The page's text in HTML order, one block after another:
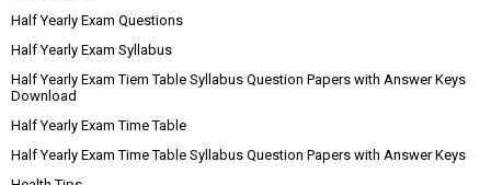
Half Yearly Exam Questions
Half Yearly Exam Syllabus
Half Yearly Exam Tiem Table Syllabus Question Papers with Answer Keys
Download
Half Yearly Exam Time Table
Half Yearly Exam Time Table Syllabus Question Papers with Answer Keys